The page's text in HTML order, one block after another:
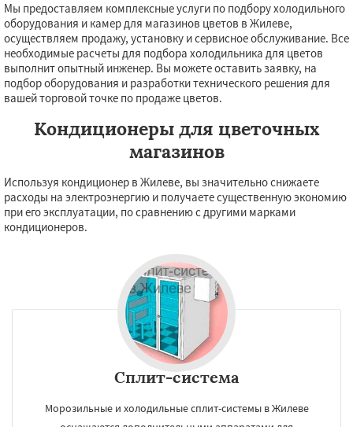
Мы предоставляем комплексные услуги по подбору холодильного
оборудования и камер для магазинов цветов в Жилеве,
осуществляем продажу, установку и сервисное обслуживание. Все
необходимые расчеты для подбора холодильника для цветов
выполнит опытный инженер. Вы можете оставить заявку, на
подбор оборудования и разработки технического решения для
вашей торговой точке по продаже цветов.
Кондиционеры для цветочных
магазинов
Используя кондиционер в Жилеве, вы значительно снижаете
расходы на электроэнергию и получаете существенную экономию
при его эксплуатации, по сравнению с другими марками
кондиционеров.
Сплит-система
Морозильные и холодильные сплит-системы в Жилеве